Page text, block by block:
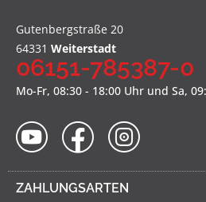
Gutenbergstraße 20
64331 Weiterstadt
06151-785387-0
Mo-Fr, 08:30 - 18:00 Uhr und Sa,
ZAHLUNGSARTEN